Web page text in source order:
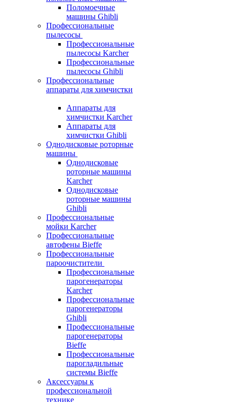
Поломоечные
машины Ghibli
Профессиональные
пылесосы
Профессиональные
пылесосы Karcher
Профессиональные
пылесосы Ghibli
Профессиональные
аппараты для химчистки
Аппараты для
химчистки Karcher
Аппараты для
химчистки Ghibli
Однодисковые роторные
машины
Однодисковые
роторные машины
Karcher
Однодисковые
роторные машины
Ghibli
Профессиональные
мойки Karcher
Профессиональные
автофены Bieffe
Профессиональные
пароочистители
Профессиональные
парогенераторы
Karcher
Профессиональные
парогенераторы
Ghibli
Профессиональные
парогенераторы
Bieffe
Профессиональные
парогладильные
системы Bieffe
Аксессуары к
профессиональной
технике